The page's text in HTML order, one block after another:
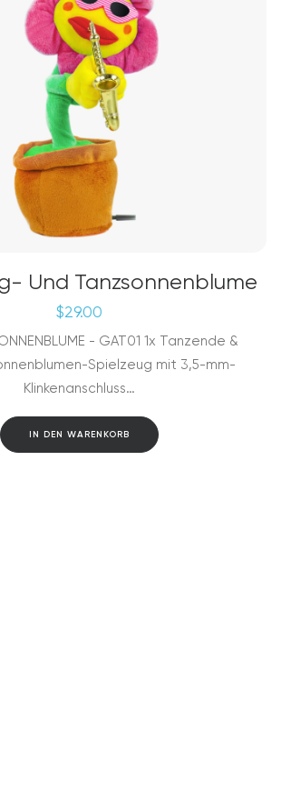
Und Tanzsonnenblume
$29.00
- GAT01 1x Tanzende &
Spielzeug mit 3,5-mm-
Klinkenanschluss…
IN DEN WARENKORB